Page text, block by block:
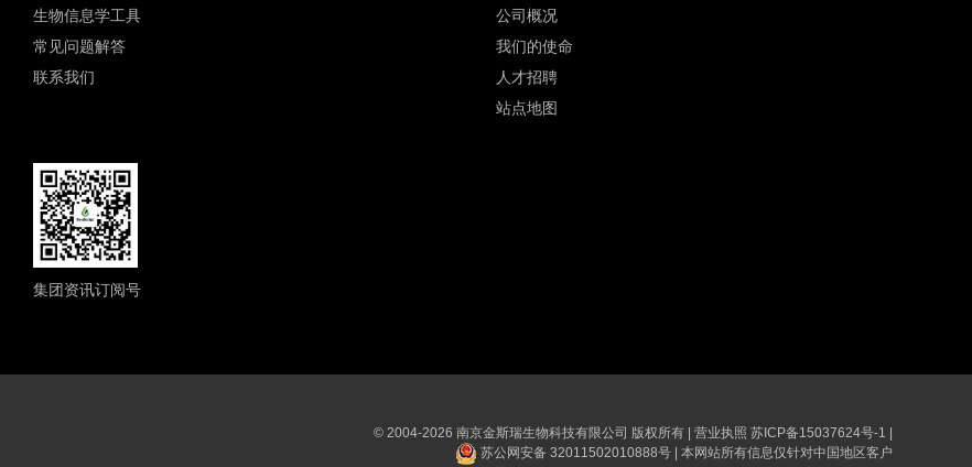
生物信息学工具
常见问题解答
联系我们
公司概况
我们的使命
人才招聘
站点地图
集团资讯订阅号
© 2004-2026 南京金斯瑞生物科技有限公司 版权所有 | 营业执照 苏ICP备15037624号-1 |
苏公网安备 32011502010888号
本网站所有信息仅针对中国地区客户